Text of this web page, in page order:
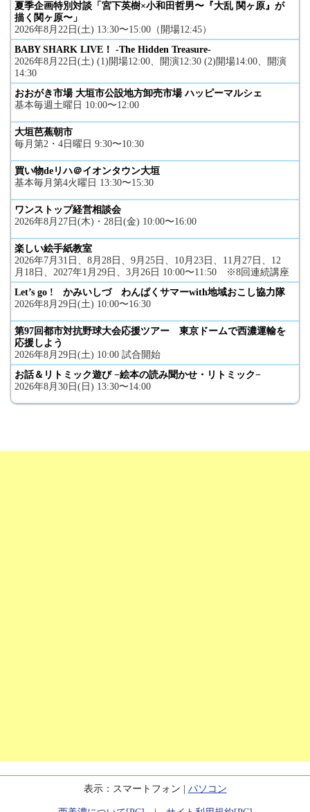
夏季企画特別対談「宮下英樹×小和田哲男〜『大乱 関ヶ原』が
描く関ヶ原〜」
2026年8月22日(土) 13:30〜15:00（開場12:45）
BABY SHARK LIVE！ -The Hidden Treasure-
2026年8月22日(土) (1)開場12:00、開演12:30 (2)開場14:00、開演
14:30
おおがき市場 大垣市公設地方卸売市場 ハッピーマルシェ
基本毎週土曜日 10:00〜12:00
大垣芭蕉朝市
毎月第2・4日曜日 9:30〜10:30
買い物deリハ＠イオンタウン大垣
基本毎月第4火曜日 13:30〜15:30
ワンストップ経営相談会
2026年8月27日(木)・28日(金) 10:00〜16:00
楽しい絵手紙教室
2026年7月31日、8月28日、9月25日、10月23日、11月27日、12
月18日、2027年1月29日、3月26日 10:00〜11:50 ※8回連続講座
Let’s go ! かみいしづ わんぱくサマーwith地域おこし協力隊
2026年8月29日(土) 10:00〜16:30
第97回都市対抗野球大会応援ツアー 東京ドームで西濃運輸を
応援しよう
2026年8月29日(土) 10:00 試合開始
お話＆リトミック遊び −絵本の読み聞かせ・リトミック−
2026年8月30日(日) 13:30〜14:00
表示：スマートフォン | パソコン